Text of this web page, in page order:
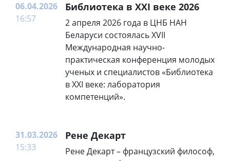
06.04.2026
16:57
Библиотека в XXI веке 2026
2 апреля 2026 года в ЦНБ НАН
Беларуси состоялась XVII
Международная научно-
практическая конференция молодых
ученых и специалистов «Библиотека
в XXI веке: лаборатория
компетенций».
31.03.2026
15:33
Рене Декарт
Рене Декарт – французский философ,